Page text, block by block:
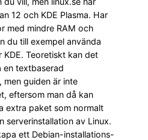
12 och KDE Plasma. Har
med mindre RAM och
du till exempel använda
KDE. Teoretiskt kan det
en textbaserad
men guiden är inte
eftersom man då kan
extra paket som normalt
serverinstallation av Linux.
ett Debian-installations-